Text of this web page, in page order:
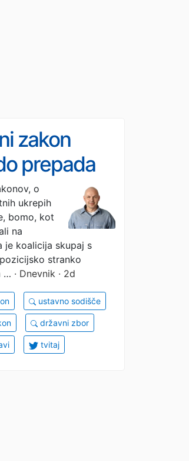
zakon
prepada
o
ukrepih
bomo, kot
na
je koalicija skupaj s
stranko
… · Dnevnik · 2d
ustavno sodišče
državni zbor
tvitaj